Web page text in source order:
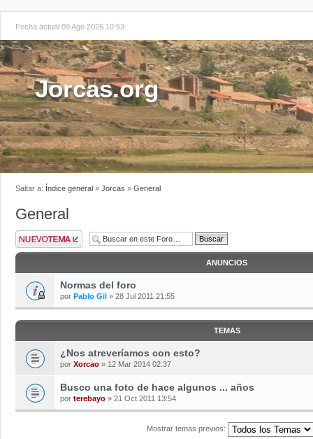
Fecha actual 09 Ago 2026 10:53
Jorcas.org
Saltar a: Índice general » Jorcas » General
General
ANUNCIOS
Normas del foro
por Pablo Gil » 28 Jul 2011 21:55
TEMAS
¿Nos atreveríamos con esto?
por Xorcao » 12 Mar 2014 02:37
Busco una foto de hace algunos ... años
por terebayo » 21 Oct 2011 13:54
Mostrar temas previos: